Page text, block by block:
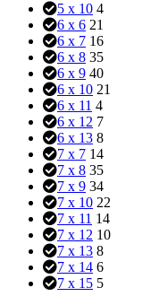
5 x 10 4
6 x 6 21
6 x 7 16
6 x 8 35
6 x 9 40
6 x 10 21
6 x 11 4
6 x 12 7
6 x 13 8
7 x 7 14
7 x 8 35
7 x 9 34
7 x 10 22
7 x 11 14
7 x 12 10
7 x 13 8
7 x 14 6
7 x 15 5